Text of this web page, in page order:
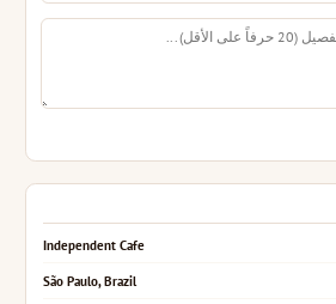
Independent Cafe
São Paulo, Brazil